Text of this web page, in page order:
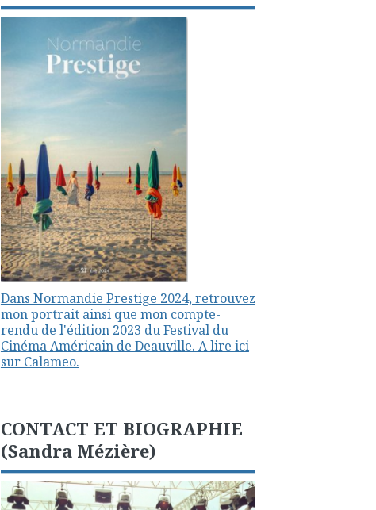
Dans Normandie Prestige 2024, retrouvez
mon portrait ainsi que mon compte-
rendu de l'édition 2023 du Festival du
Cinéma Américain de Deauville. A lire ici
sur Calameo.
CONTACT ET BIOGRAPHIE
(Sandra Mézière)